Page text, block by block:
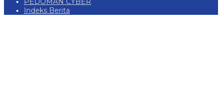
Indeks Berita